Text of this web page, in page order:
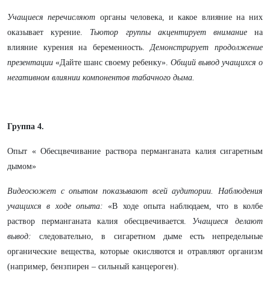
Учащиеся перечисляют органы человека, и какое влияние на них
оказывает курение. Тьютор группы акцентирует вниманиена
влияние курения на беременность.Демонстрирует
продолжение
презентации «Дайте шанс своему ребенку». Общий вывод учащихся о
негативном влиянии компонентов табачного дыма.
Группа 4.
Опыт « Обесцвечивание раствора перманганата калия сигаретным
дымом»
Видеосюжет с опытом показывают всей аудитории.
Наблюдения
учащихся в ходе опыта:«В ходе опыта наблюдаем, что в колбе
раствор перманганата калия обесцвечивается. Учащиеся делают
вывод: следовательно, в сигаретном дыме есть непредельные
органические вещества, которые окисляются и отравляют организм
(например, бензпирен – сильный канцероген).